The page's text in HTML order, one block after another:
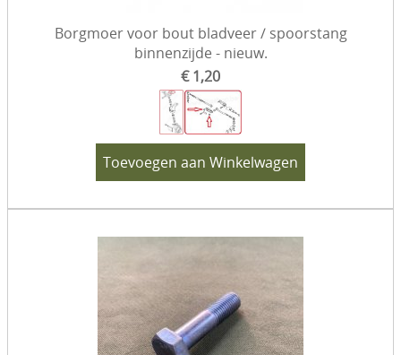
Borgmoer voor bout bladveer / spoorstang
binnenzijde - nieuw.
€ 1,20
Toevoegen aan Winkelwagen